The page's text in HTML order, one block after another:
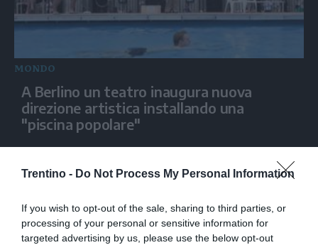
Trentino - Do Not Process My Personal Information
If you wish to opt-out of the sale, sharing to third parties, or
processing of your personal or sensitive information for
targeted advertising by us, please use the below opt-out
MONDO
A Berlino un teatro inaugura nuova
direzione artistica installando una
"piscina popolare"